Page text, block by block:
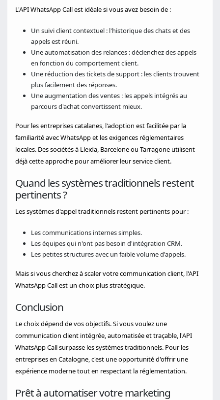
L'API WhatsApp Call est idéale si vous avez besoin de :
Un suivi client contextuel : l'historique des chats et des
appels est réuni.
Une automatisation des relances : déclenchez des appels
en fonction du comportement client.
Une réduction des tickets de support : les clients trouvent
plus facilement des réponses.
Une augmentation des ventes : les appels intégrés au
parcours d'achat convertissent mieux.
Pour les entreprises catalanes, l'adoption est facilitée par la
familiarité avec WhatsApp et les exigences réglementaires
locales. Des sociétés à Lleida, Barcelone ou Tarragone utilisent
déjà cette approche pour améliorer leur service client.
Quand les systèmes traditionnels restent
pertinents ?
Les systèmes d'appel traditionnels restent pertinents pour :
Les communications internes simples.
Les équipes qui n'ont pas besoin d'intégration CRM.
Les petites structures avec un faible volume d'appels.
Mais si vous cherchez à scaler votre communication client, l'API
WhatsApp Call est un choix plus stratégique.
Conclusion
Le choix dépend de vos objectifs. Si vous voulez une
communication client intégrée, automatisée et traçable, l'API
WhatsApp Call surpasse les systèmes traditionnels. Pour les
entreprises en Catalogne, c'est une opportunité d'offrir une
expérience moderne tout en respectant la réglementation.
Prêt à automatiser votre marketing